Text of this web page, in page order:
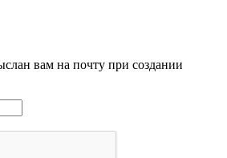
вам на почту при создании